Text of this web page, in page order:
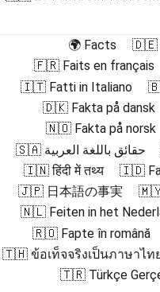
🌍 Facts
🇩🇪
🇫🇷 Faits en français
🇮🇹 Fatti in Italiano
🇩🇰 Fakta på dansk
🇳🇴 Fakta på norsk
🇸🇦 حقائق باللغة العربية
🇮🇳 हिंदी में तथ्य
🇮🇩
🇯🇵 日本語の事実
🇲🇾
🇳🇱 Feiten in het
🇷🇴 Fapte în română
🇹🇭 ข้อเท็จจริงเป็นภาษาไท
🇹🇷 Türkçe